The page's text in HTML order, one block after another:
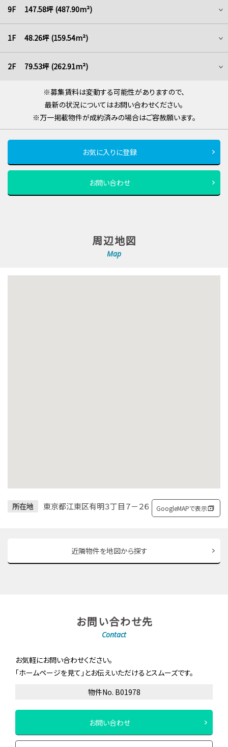
9F 147.58坪 (487.90m²)
1F 48.26坪 (159.54m²)
2F 79.53坪 (262.91m²)
※募集賃料は変動する可能性がありますので、
最新の状況についてはお問い合わせください。
※万一掲載物件が成約済みの場合はご容赦願います。
お気に入りに登録
お問い合わせ
周辺地図
Map
所在地 東京都江東区有明３丁目７－２６ GoogleMAPで表示
近隣物件を地図から探す
お問い合わせ先
Contact
お気軽にお問い合わせください。
「ホームページを見て」とお伝えいただけるとスムーズです。
物件No. B01978
お問い合わせ